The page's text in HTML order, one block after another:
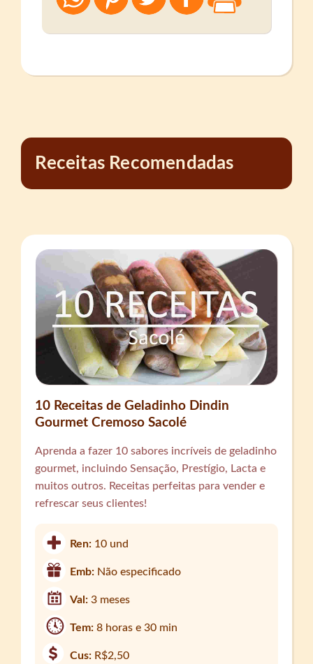
Receitas Recomendadas
10 Receitas de Geladinho Dindin
Gourmet Cremoso Sacolé
Aprenda a fazer 10 sabores incríveis de geladinho
gourmet, incluindo Sensação, Prestígio, Lacta e
muitos outros. Receitas perfeitas para vender e
refrescar seus clientes!
Ren: 10 und
Emb: Não especificado
Val:3 meses
Tem:8 horas e 30 min
Cus: R$2,50